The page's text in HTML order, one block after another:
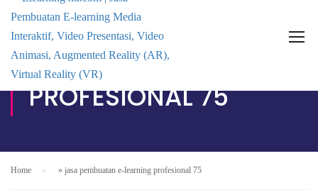
JASA PEMBUATAN E-
LEARNING
PROFESIONAL 75
Home » jasa pembuatan e-learning profesional 75